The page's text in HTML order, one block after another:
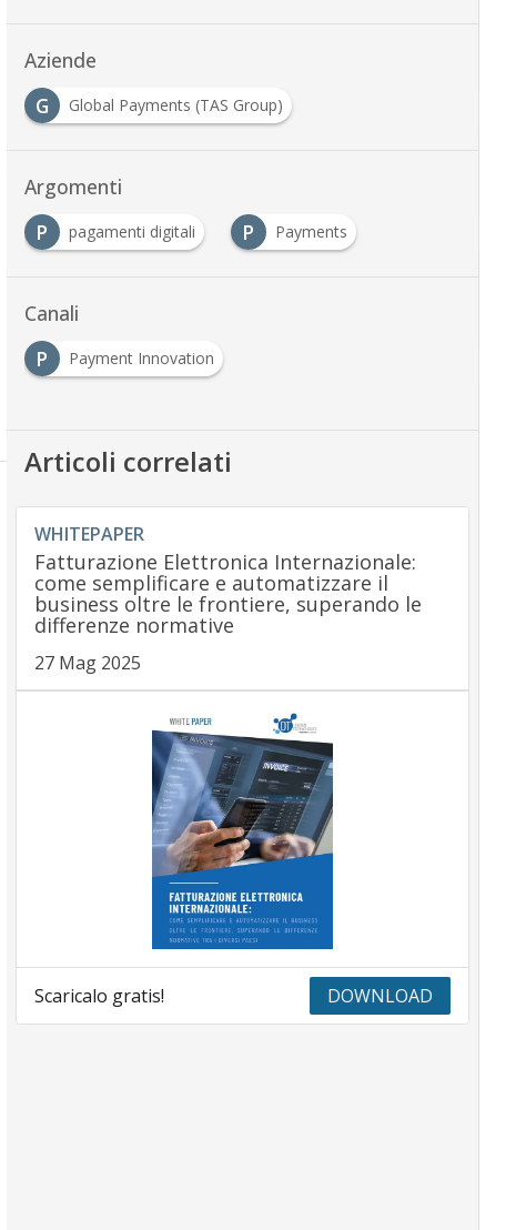
Aziende
G
Global Payments (TAS Group)
Argomenti
P
pagamenti digitali P Payments
Canali
P
Payment Innovation
Articoli correlati
WHITEPAPER
Fatturazione Elettronica Internazionale:
come semplificare e automatizzare il
business oltre le frontiere, superando le
differenze normative
27 Mag 2025
Scaricalo gratis! DOWNLOAD